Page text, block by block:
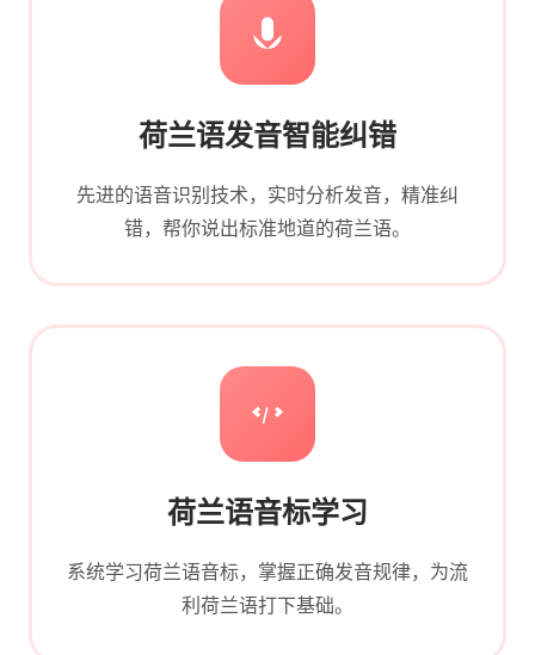
荷兰语发音智能纠错
先进的语音识别技术，实时分析发音，精准纠
错，帮你说出标准地道的荷兰语。
荷兰语音标学习
系统学习荷兰语音标，掌握正确发音规律，为流
利荷兰语打下基础。